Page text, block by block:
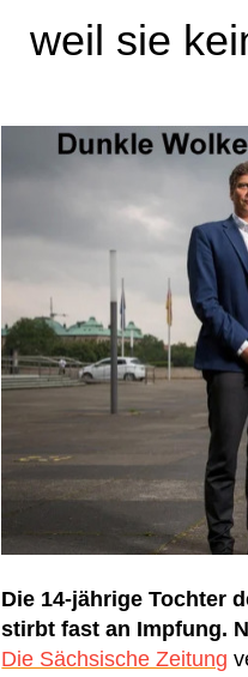
weil sie
Die 14-jährige Tochter
stirbt fast an Impfung.
Die Sächsische Zeitung